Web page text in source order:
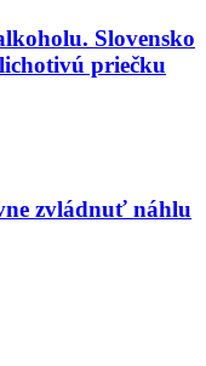
Slovensko
priečku
zvládnuť náhlu